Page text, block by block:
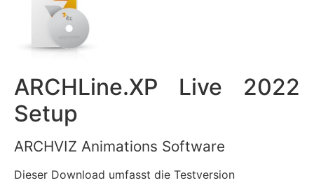
ARCHLine.XP Live 2022
Setup
ARCHVIZ Animations Software
Dieser Download umfasst die Testversion